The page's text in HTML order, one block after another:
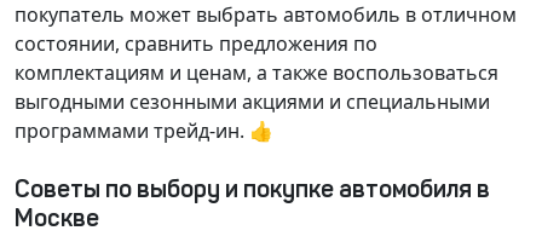
покупатель может выбрать автомобиль в отличном
состоянии, сравнить предложения по
комплектациям и ценам, а также воспользоваться
выгодными сезонными акциями и специальными
программами трейд-ин. 👍
Советы по выбору и покупке автомобиля в
Москве